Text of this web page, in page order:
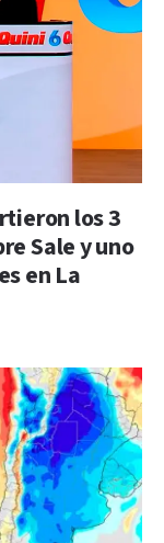
los 3
Sale y uno
en La